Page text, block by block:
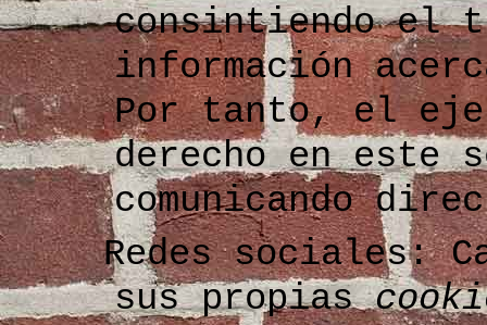
consintiendo el
información
Por tanto, el
derecho en este
comunicando
Redes sociales:
sus propias